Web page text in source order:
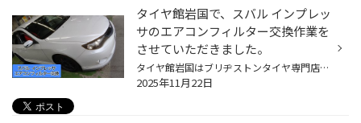
タイヤ館岩国で、スバル インプレッ
サのエアコンフィルター交換作業を
させていただきました。
タイヤ館岩国はブリヂストンタイヤ専門店になります。 今回はいつもご利用されているスバル インプレッサのお客様からの依頼でエアコンフィルターの交換作業をさせていただきました。 助手席のグローブボックスの奥にあります。 取り出して今までのエアコンフィルターと比べてみます。 左が今までの...
2025年11月22日